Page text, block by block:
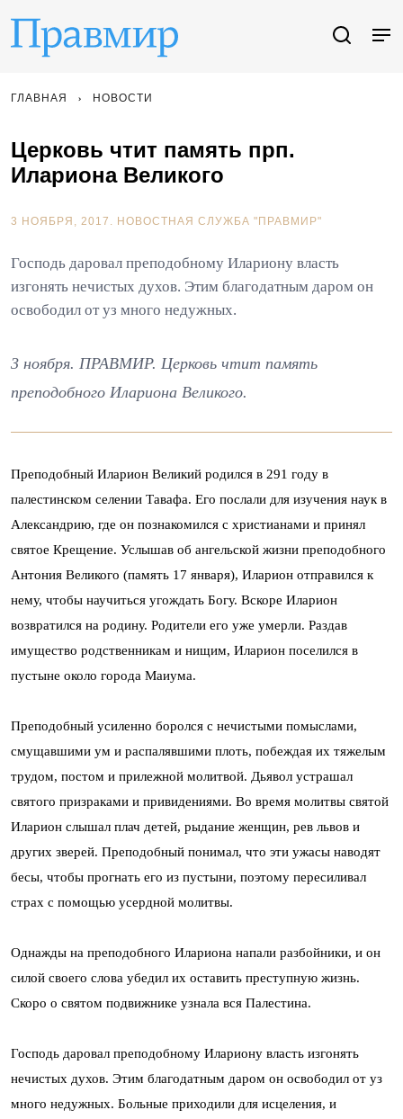
ГЛАВНАЯ НОВОСТИ
Церковь чтит память прп.
Илариона Великого
3 НОЯБРЯ, 2017. НОВОСТНАЯ СЛУЖБА "ПРАВМИР"
Господь даровал преподобному Илариону власть
изгонять нечистых духов. Этим благодатным даром он
освободил от уз много недужных.
3 ноября. ПРАВМИР. Церковь чтит память
преподобного Илариона Великого.
Преподобный Иларион Великий родился в 291 году в
палестинском селении Тавафа. Его послали для изучения наук в
Александрию, где он познакомился с христианами и принял
святое Крещение. Услышав об ангельской жизни преподобного
Антония Великого (память 17 января), Иларион отправился к
нему, чтобы научиться угождать Богу. Вскоре Иларион
возвратился на родину. Родители его уже умерли. Раздав
имущество родственникам и нищим, Иларион поселился в
пустыне около города Маиума.
Преподобный усиленно боролся с нечистыми помыслами,
смущавшими ум и распалявшими плоть, побеждая их тяжелым
трудом, постом и прилежной молитвой. Дьявол устрашал
святого призраками и привидениями. Во время молитвы святой
Иларион слышал плач детей, рыдание женщин, рев львов и
других зверей. Преподобный понимал, что эти ужасы наводят
бесы, чтобы прогнать его из пустыни, поэтому пересиливал
страх с помощью усердной молитвы.
Однажды на преподобного Илариона напали разбойники, и он
силой своего слова убедил их оставить преступную жизнь.
Скоро о святом подвижнике узнала вся Палестина.
Господь даровал преподобному Илариону власть изгонять
нечистых духов. Этим благодатным даром он освободил от уз
много недужных. Больные приходили для исцеления, и